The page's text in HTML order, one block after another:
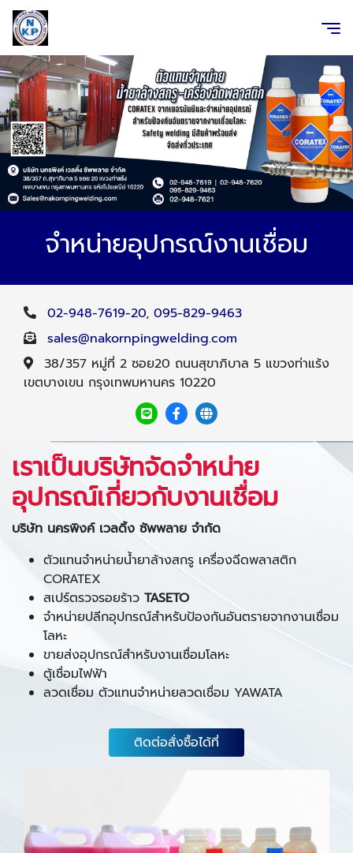
จำหน่ายอุปกรณ์งานเชื่อม
02-948-7619-20, 095-829-9463
sales@nakornpingwelding.com
38/357 หมู่ที่ 2 ซอย20 ถนนสุขาภิบาล 5 แขวงท่าแร้ง
เขตบางเขน กรุงเทพมหานคร 10220
เราเป็นบริษัทจัดจำหน่าย
อุปกรณ์เกี่ยวกับงานเชื่อม
บริษัท นครพิงค์ เวลดิ้ง ซัพพลาย จำกัด
ตัวแทนจำหน่ายน้ำยาล้างสกรู เครื่องฉีดพลาสติก
CORATEX
สเปร์ตรวจรอยร้าว TASETO
จำหน่ายปลีกอุปกรณ์สำหรับป้องกันอันตรายจากงานเชื่อม
โลหะ
ขายส่งอุปกรณ์สำหรับงานเชื่อมโลหะ
ตู้เชื่อมไฟฟ้า
ลวดเชื่อม ตัวแทนจำหน่ายลวดเชื่อม YAWATA
ติดต่อสั่งซื้อได้ที่